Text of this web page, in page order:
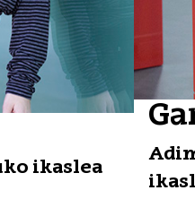
ikaslea